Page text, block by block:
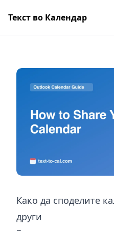
Текст во Календар
Како да споделите
други